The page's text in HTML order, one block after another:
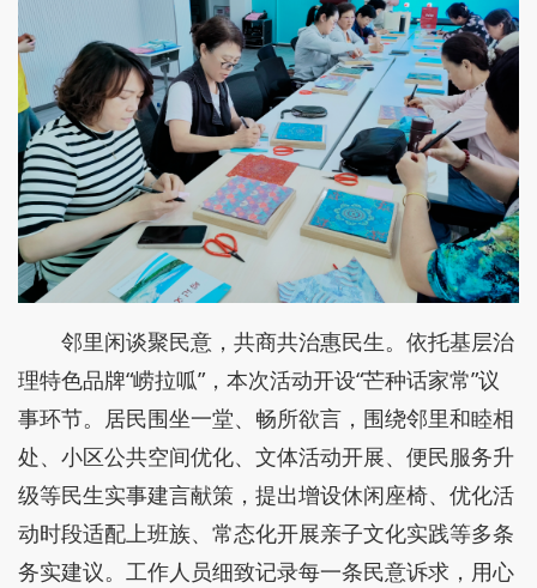
邻里闲谈聚民意，共商共治惠民生。依托基层治
理特色品牌“崂拉呱”，本次活动开设“芒种话家常”议
事环节。居民围坐一堂、畅所欲言，围绕邻里和睦相
处、小区公共空间优化、文体活动开展、便民服务升
级等民生实事建言献策，提出增设休闲座椅、优化活
动时段适配上班族、常态化开展亲子文化实践等多条
务实建议。工作人员细致记录每一条民意诉求，用心